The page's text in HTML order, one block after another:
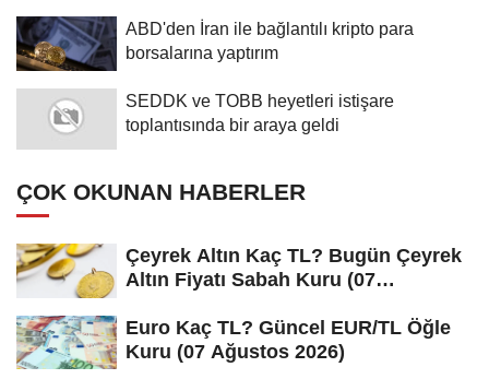
ABD'den İran ile bağlantılı kripto para
borsalarına yaptırım
SEDDK ve TOBB heyetleri istişare
toplantısında bir araya geldi
ÇOK OKUNAN HABERLER
Çeyrek Altın Kaç TL? Bugün Çeyrek
Altın Fiyatı Sabah Kuru (07
Euro Kaç TL? Güncel EUR/TL Öğle
Kuru (07 Ağustos 2026)